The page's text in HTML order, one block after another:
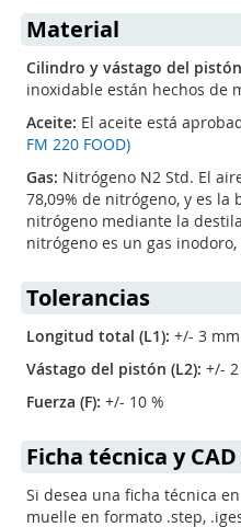
Material
Cilindro y vástago del
inoxidable están hechos de
Aceite: El aceite está
FM 220 FOOD)
Gas: Nitrógeno N2 Std. El
78,09% de nitrógeno, y es
nitrógeno mediante la
nitrógeno es un gas
Tolerancias
Longitud total (L1): +/- 3 mm
Vástago del pistón (L2): +/-
Fuerza (F): +/- 10 %
Ficha técnica y
Si desea una ficha técnica
muelle en formato .step,